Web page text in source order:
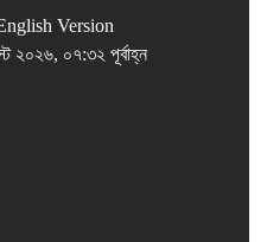
Version
২০২৬, ০৭:৩২ পূর্বাহ্ন